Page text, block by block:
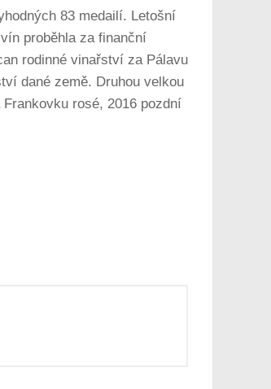
83 medailí. Letošní
proběhla za finanční
rodinné vinařství za Pálavu
dané země. Druhou velkou
rosé, 2016 pozdní